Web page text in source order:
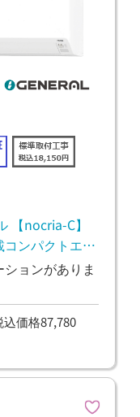
【nocria-C】
ンパクトエア
ョンがありま
込価格87,780